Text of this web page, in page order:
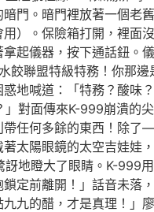
門。暗門裡放著一個老
）。保險箱打開，裡面
起儀器，按下通話鈕
聯盟特級特務！你那
地喊道：「特務？酸味
對面傳來K-999崩潰的
任何多餘的東西！除
太陽眼鏡的太空吉娃娃
地瞪大了眼睛。K-999
定前離開！」話音未落
九的醋，才是真理！」